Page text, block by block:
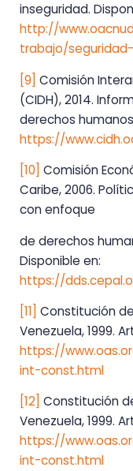
inseguridad.
http://
trabajo/
[9] Comisión
(CIDH), 2014.
derechos
https://
[10] Comisión
Caribe, 2006.
con enfoque
de derechos
Disponible en:
https://
[11] Constitución
Venezuela, 1999.
https://
int-const.html
[12] Constitución
Venezuela, 1999.
https://
int-const.html